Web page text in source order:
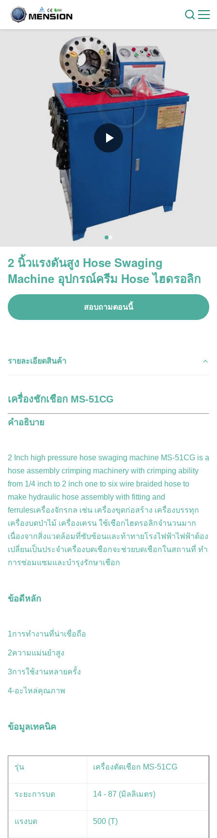
2 นิ้วแรงดันสูง Hose Swaging
Machine อุปกรณ์ครีม Hose ไฮดรอลิก
สอบถามตอนนี้
รายละเอียดสินค้า
เครื่องชักเชือก MS-51CG
คําอธิบาย
2 Inch high pressure hose swaging machine MS-51CG is a
hose assembly crimping machinery with crimping ability
from 1/4 inch to 2 inch one to six wire braided hose to
make hydraulic hose assembly with fitting and
ferrulesเครื่องจักรกล เช่น เครื่องขุดก่อสร้าง เครื่องบรรทุก
เครื่องบดป่าไม้ เครื่องเครน ใช้เชือกไฮดรอลิกจํานวนมาก
เนื่องจากสิ่งแวดล้อมที่ซับซ้อนและท้าทายโรงไฟฟ้าไฟฟ้าต้อง
เปลี่ยนเป็นประจําเครื่องบดเชือกจะช่วยบดเชือกในสถานที่ ทํา
การซ่อมแซมและบํารุงรักษาเชือก
ข้อดีหลัก
1การทํางานที่น่าเชื่อถือ
2ความแม่นยําสูง
3การใช้งานหลายครั้ง
4-อะไหล่คุณภาพ
ข้อมูลเทคนิค
รุ่น เครื่องตัดเชือก MS-51CG
ระยะการบด 14 - 87 (มิลลิเมตร)
แรงบด 500 (T)